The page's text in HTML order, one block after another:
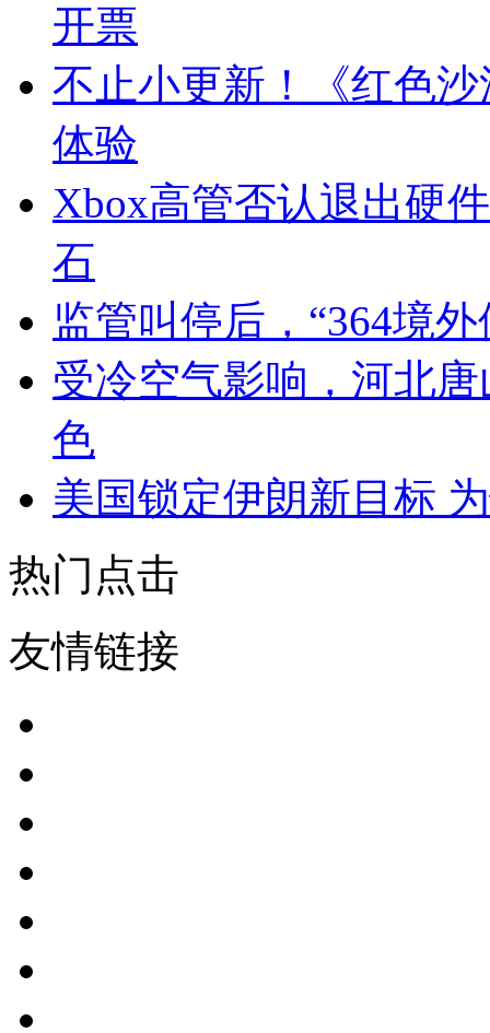
开票
不止小更新！《红色
体验
Xbox高管否认退出硬
石
监管叫停后，“364境
受冷空气影响，河北
色
美国锁定伊朗新目标
热门点击
友情链接